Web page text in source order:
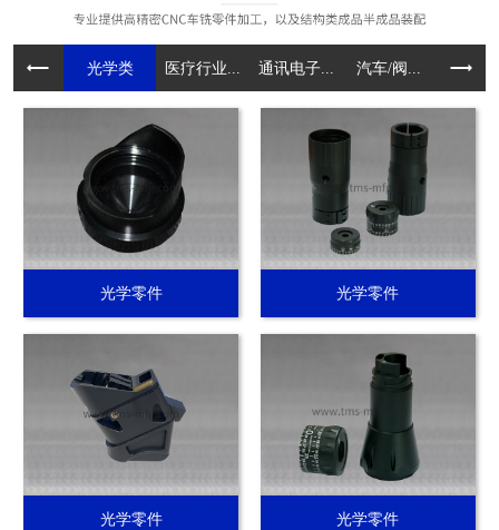
光学类 医疗行业... 通讯电子... 汽车/阀... 电动工
光学零件 光学零件
光学零件 光学零件